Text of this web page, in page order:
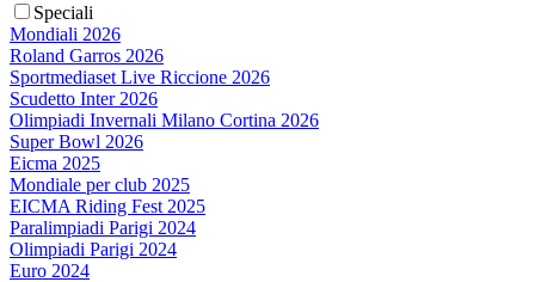
Speciali
Mondiali 2026
Roland Garros 2026
Sportmediaset Live Riccione 2026
Scudetto Inter 2026
Olimpiadi Invernali Milano Cortina 2026
Super Bowl 2026
Eicma 2025
Mondiale per club 2025
EICMA Riding Fest 2025
Paralimpiadi Parigi 2024
Olimpiadi Parigi 2024
Euro 2024